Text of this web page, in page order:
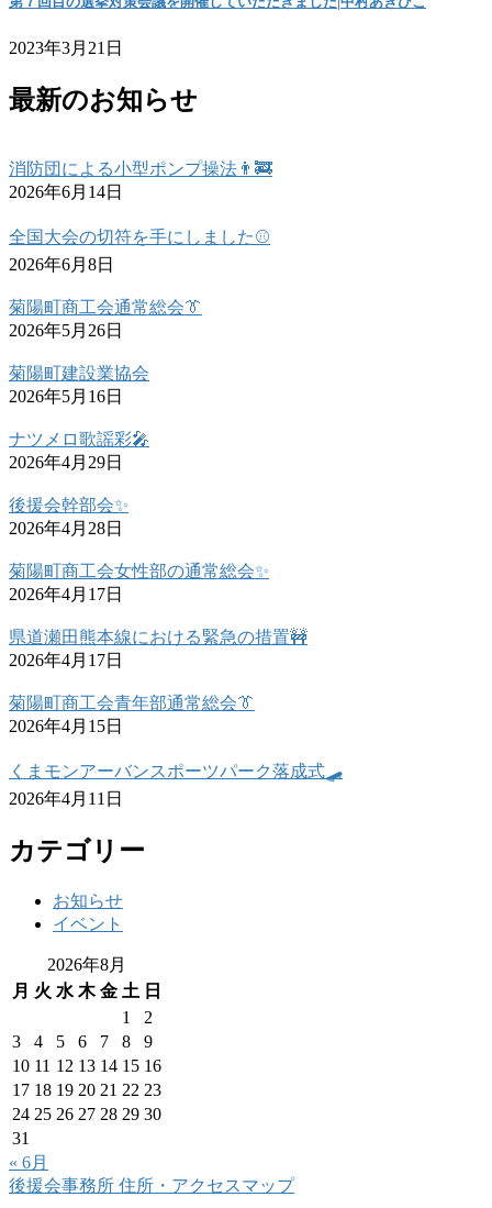
2023年3月21日
最新のお知らせ
消防団による小型ポンプ操法👨‍🚒
2026年6月14日
全国大会の切符を手にしました⚾
2026年6月8日
菊陽町商工会通常総会👔
2026年5月26日
菊陽町建設業協会
2026年5月16日
ナツメロ歌謡彩🎤
2026年4月29日
後援会幹部会✨
2026年4月28日
菊陽町商工会女性部の通常総会✨
2026年4月17日
県道瀬田熊本線における緊急の措置🚧
2026年4月17日
菊陽町商工会青年部通常総会👔
2026年4月15日
くまモンアーバンスポーツパーク落成式🛹
2026年4月11日
カテゴリー
お知らせ
イベント
2026年8月
月 火 水 木 金 土 日
1
2
3
4 5 6 7 8
9
10 11 12 13 14 15 16
17 18 19 20 21 22 23
24 25 26 27 28 29 30
31
« 6月
後援会事務所 住所・アクセスマップ